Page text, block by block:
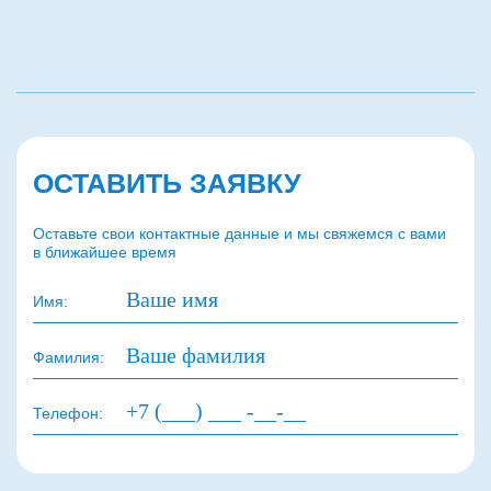
ОСТАВИТЬ ЗАЯВКУ
Оставьте свои контактные данные и мы свяжемся с вами
в ближайшее время
Имя:
Фамилия:
Телефон: